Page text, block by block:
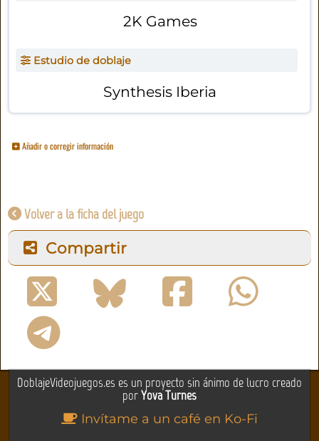
2K Games
Estudio de doblaje
Synthesis Iberia
Añadir o corregir información
Volver a la ficha del juego
Compartir
DoblajeVideojuegos.es es un proyecto sin ánimo de lucro creado
porYova Turnes
Invítame a un café en Ko-Fi